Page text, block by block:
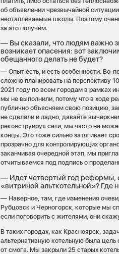
об объявлении чрезвычайной
неотапливаемые школы. Поэтому
за это получим.
— Вы сказали, что людям важно
возникает опасения: вот
обещанного делать не будет?
— Опыт есть, и есть особенности. Во-
сложно планировать на перспективу
2021 году по всем городам в рамках
мы не выполнили, потому что в ходе
публично объясняем свою позицию,
не сделали и ладно, давайте
реконструируя сети, мы часто не
концы. Это тоже сильно затягивает
прозрачно для контролирующих
заканчивая очередной этап, мы
отчитываемся под подпись о
— Идет четвертый год реформы,
«витриной альткотельной»? Где
— Наверное, там, где изменения
Рубцовск и Черногорск, которые мы
если поговорить с жителями, они
В таких городах, как Красноярск,
альтернативную котельную была цель
от смога. Мы закрыли 25 старых